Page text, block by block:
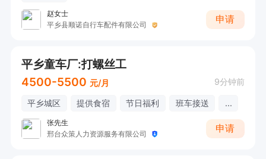
赵女士
平乡县顺诺自行车配件有限公司
申请
平乡童车厂:打螺丝工
4500-5500 元/月 9分钟前
平乡城区 提供食宿 节日福利 班车接送 ...
张先生
邢台众策人力资源服务有限公司
申请